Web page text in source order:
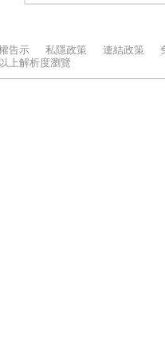
告示 私隱政策 連結政策
上解析度瀏覽